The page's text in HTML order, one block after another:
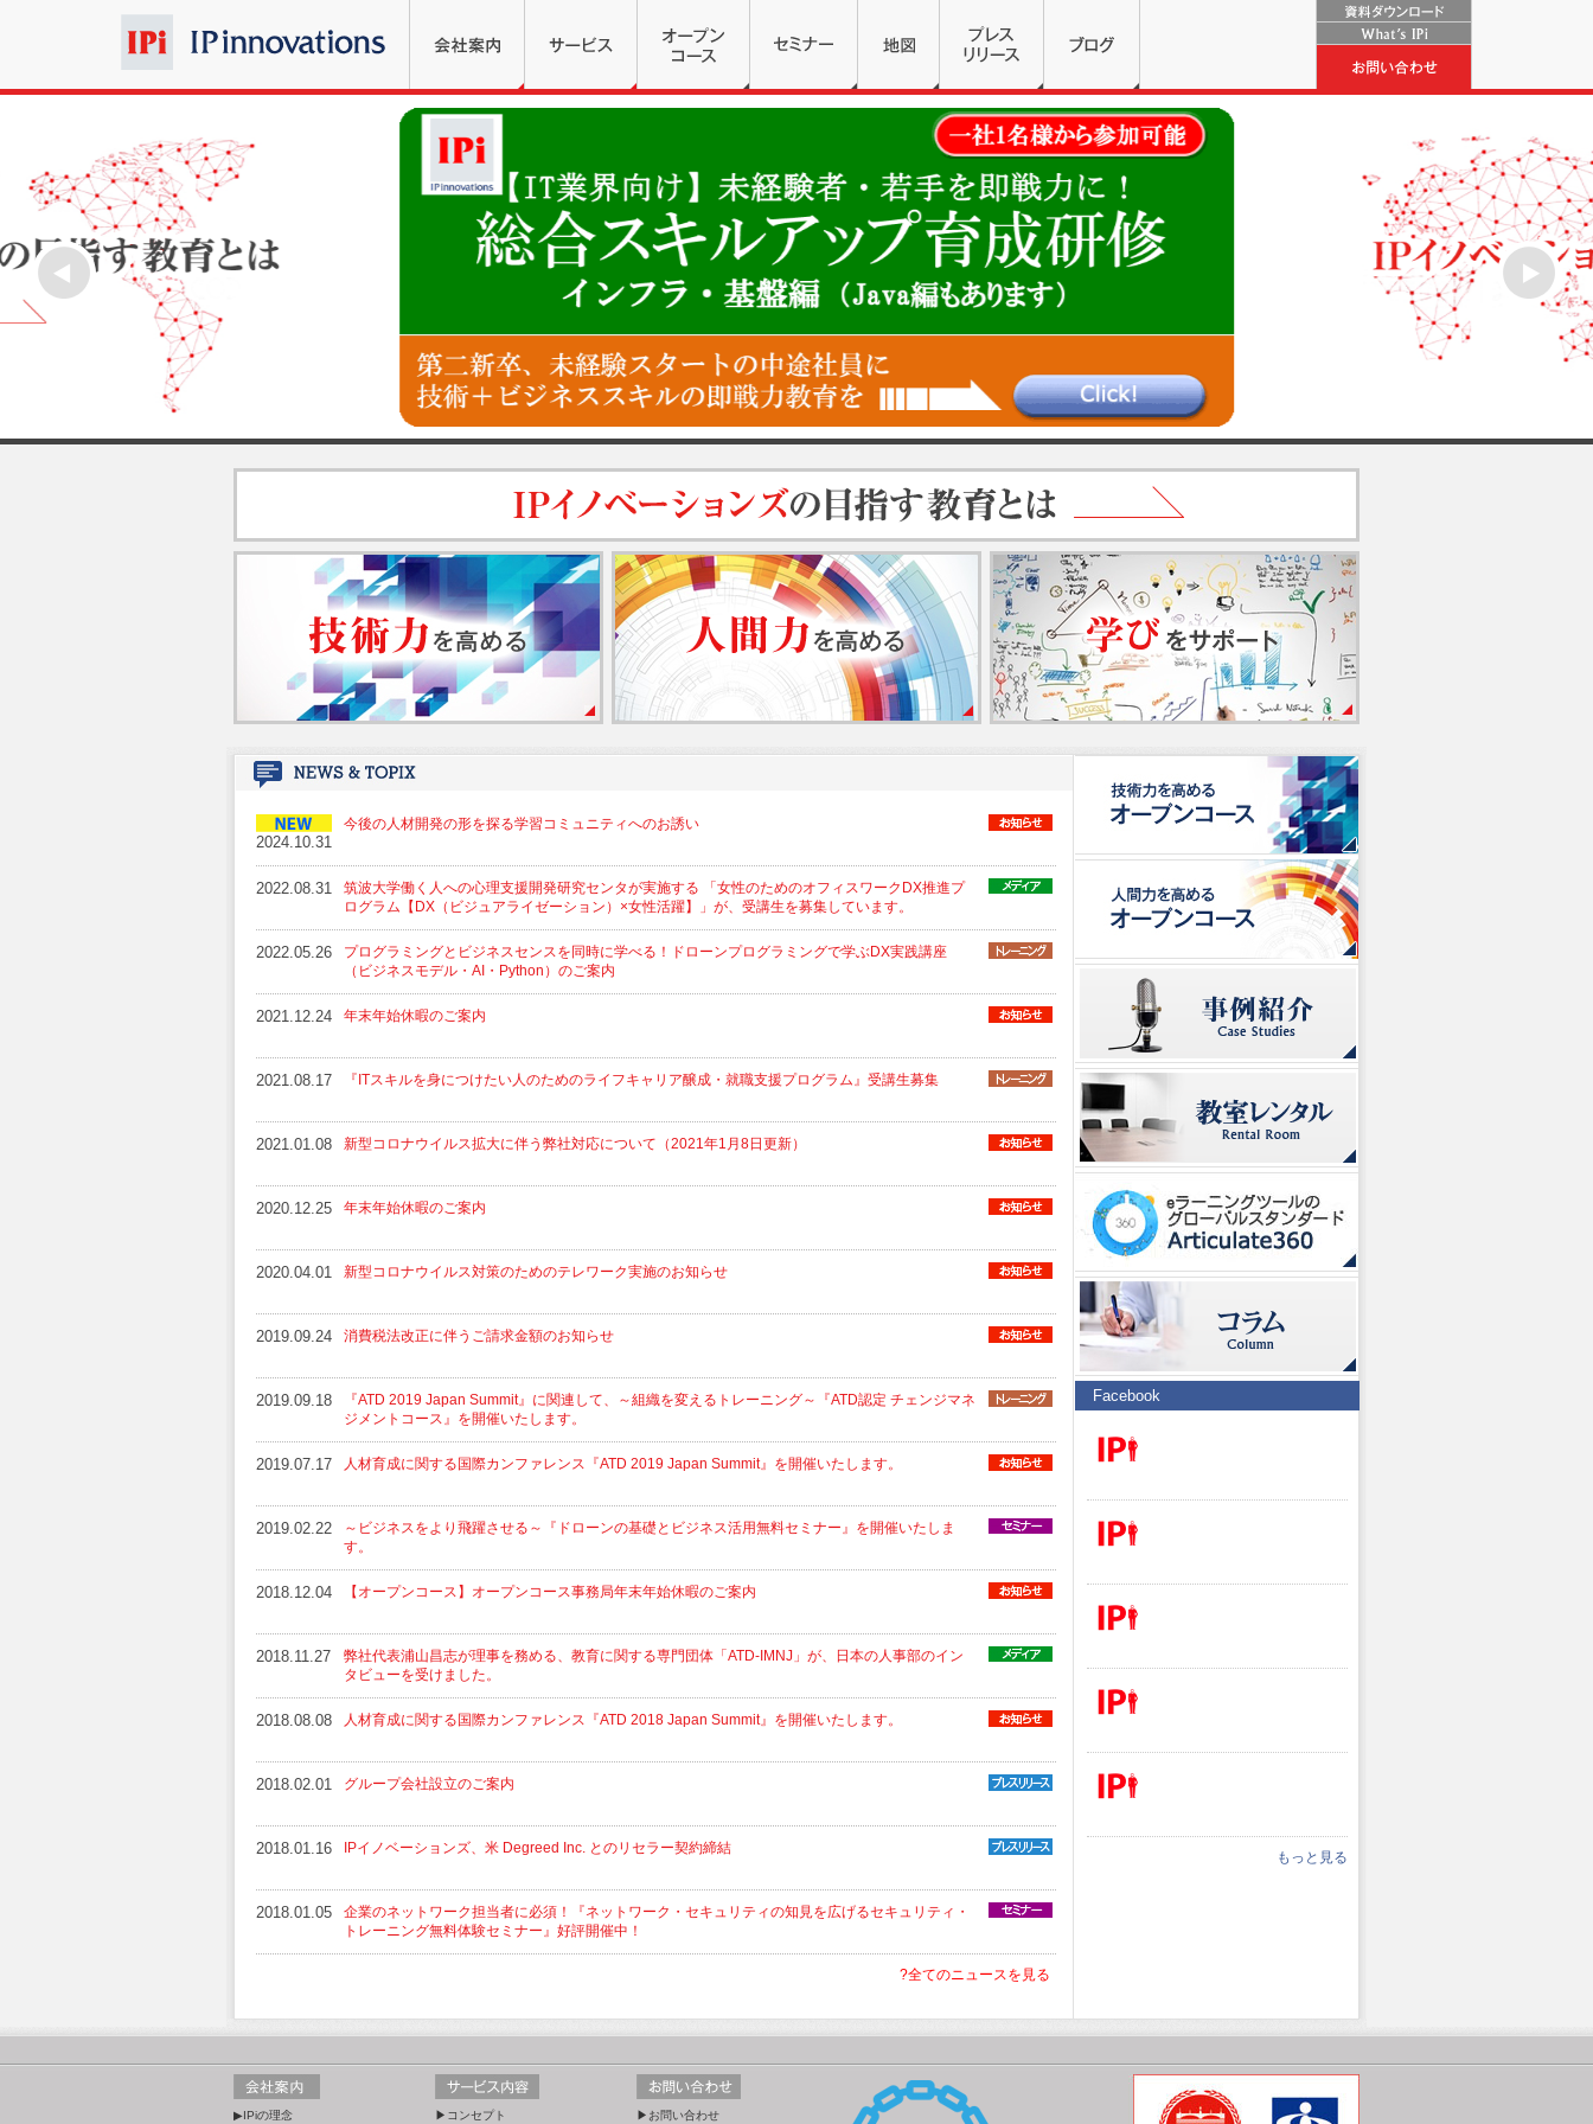
2024.10.31
今後の人材開発の形を探る学習コミュニティへのお誘い
2022.08.31
筑波大学働く人への心理支援開発研究センタが実施する 「女性のためのオフィスワークDX推進プ
ログラム【DX（ビジュアライゼーション）×女性活躍】」が、受講生を募集しています。
2022.05.26
プログラミングとビジネスセンスを同時に学べる！ドローンプログラミングで学ぶDX実践講座
（ビジネスモデル・AI・Python）のご案内
2021.12.24 年末年始休暇のご案内
2021.08.17 『ITスキルを身につけたい人のためのライフキャリア醸成・就職支援プログラム』受講生募集
2021.01.08 新型コロナウイルス拡大に伴う弊社対応について（2021年1月8日更新）
2020.12.25 年末年始休暇のご案内
2020.04.01 新型コロナウイルス対策のためのテレワーク実施のお知らせ
2019.09.24 消費税法改正に伴うご請求金額のお知らせ
2019.09.18
『ATD 2019 Japan Summit』に関連して、～組織を変えるトレーニング～『ATD認定 チェンジマネ
ジメントコース』を開催いたします。
2019.07.17 人材育成に関する国際カンファレンス『ATD 2019 Japan Summit』を開催いたします。
2019.02.22
～ビジネスをより飛躍させる～『ドローンの基礎とビジネス活用無料セミナー』を開催いたしま
す。
2018.12.04 【オープンコース】オープンコース事務局年末年始休暇のご案内
2018.11.27
弊社代表浦山昌志が理事を務める、教育に関する専門団体「ATD-IMNJ」が、日本の人事部のイン
タビューを受けました。
2018.08.08 人材育成に関する国際カンファレンス『ATD 2018 Japan Summit』を開催いたします。
2018.02.01 グループ会社設立のご案内
2018.01.16 IPイノベーションズ、米 Degreed Inc. とのリセラー契約締結
2018.01.05
企業のネットワーク担当者に必須！『ネットワーク・セキュリティの知見を広げるセキュリティ・
トレーニング無料体験セミナー』好評開催中！
?全てのニュースを見る
Facebook
もっと見る
▶IPiの理念 ▶コンセプト ▶お問い合わせ